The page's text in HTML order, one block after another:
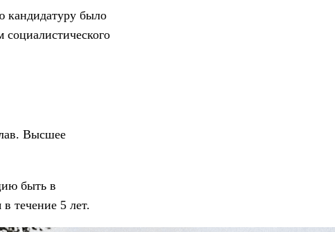
кандидатуру было
Высшее
быть в
течение 5 лет.